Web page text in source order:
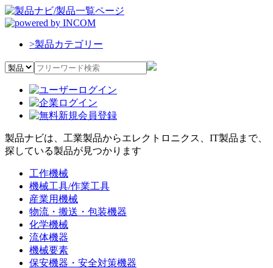
>製品カテゴリー
製品ナビは、工業製品からエレクトロニクス、IT製品まで、
探している製品が見つかります
工作機械
機械工具/作業工具
産業用機械
物流・搬送・包装機器
化学機械
流体機器
機械要素
保安機器・安全対策機器